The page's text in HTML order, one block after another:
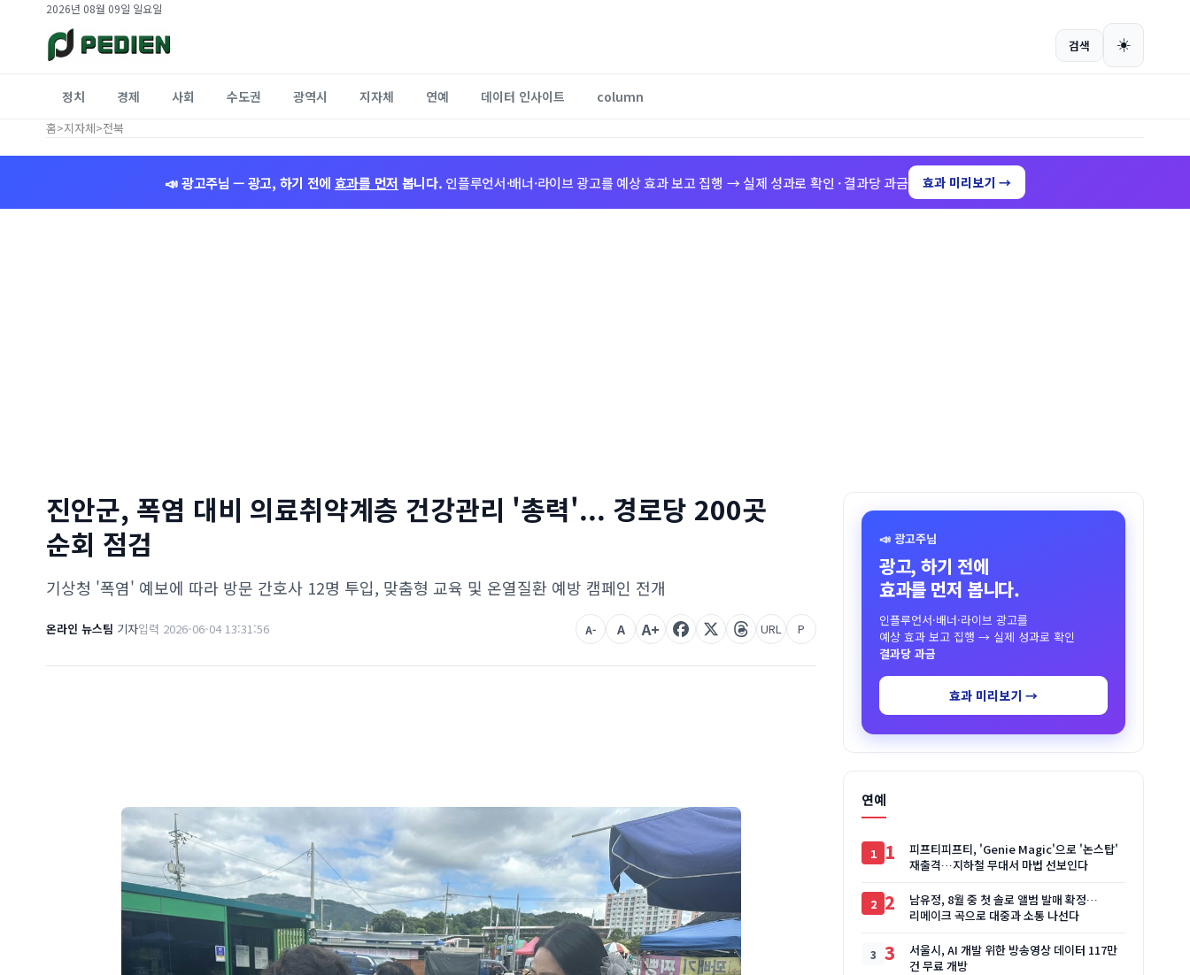
2026년 08월 09일 일요일
검색 ☀️
정치 경제 사회 수도권 광역시 지자체 연예 데이터 인사이트 column
홈>지자체>전북
📣 광고주님 — 광고, 하기 전에 효과를 먼저 봅니다. 인플루언서·배너·라이브 광고를 예상 효과 보고 집행 → 실제 성과로 확인 · 결과당 과금 효과 미리보기 →
진안군, 폭염 대비 의료취약계층 건강관리 '총력'... 경로당 200곳
순회 점검
기상청 '폭염' 예보에 따라 방문 간호사 12명 투입, 맞춤형 교육 및 온열질환 예방 캠페인 전개
온라인 뉴스팀 기자입력 2026-06-04 13:31:56 A- A A+ URL P
📣 광고주님
광고, 하기 전에
효과를 먼저 봅니다.
인플루언서·배너·라이브 광고를
예상 효과 보고 집행 → 실제 성과로 확인
결과당 과금
효과 미리보기 →
연예
1
피프티피프티, 'Genie Magic'으로 '논스탑'
재출격…지하철 무대서 마법 선보인다
2
남유정, 8월 중 첫 솔로 앨범 발매 확정…
리메이크 곡으로 대중과 소통 나선다
3
서울시, AI 개발 위한 방송영상 데이터 117만
건 무료 개방